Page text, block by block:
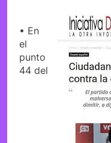
• En
el
punto
44 del